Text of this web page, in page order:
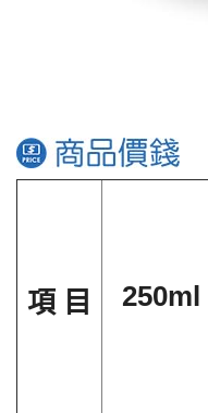
項 目 250ml